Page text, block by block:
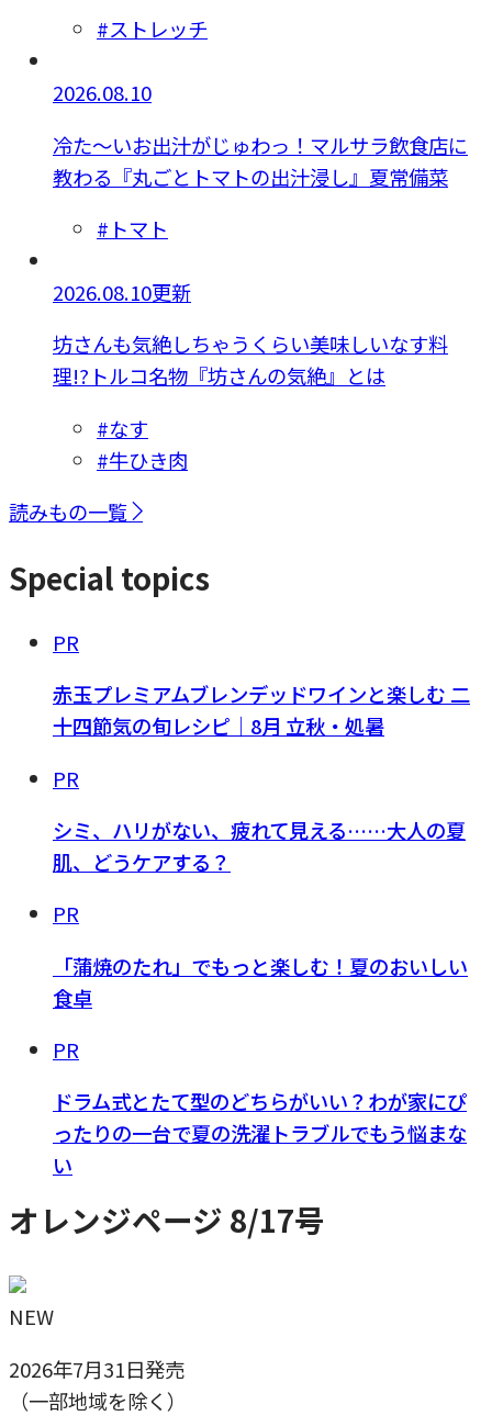
#ストレッチ
2026.08.10
冷た～いお出汁がじゅわっ！マルサラ飲食店に
教わる『丸ごとトマトの出汁浸し』夏常備菜
#トマト
2026.08.10更新
坊さんも気絶しちゃうくらい美味しいなす料
理!?トルコ名物『坊さんの気絶』とは
#なす
#牛ひき肉
読みもの一覧
Special topics
PR
赤玉プレミアムブレンデッドワインと楽しむ 二
十四節気の旬レシピ｜8月 立秋・処暑
PR
シミ、ハリがない、疲れて見える……大人の夏
肌、どうケアする？
PR
「蒲焼のたれ」でもっと楽しむ！夏のおいしい
食卓
PR
ドラム式とたて型のどちらがいい？わが家にぴ
ったりの一台で夏の洗濯トラブルでもう悩まな
い
オレンジページ 8/17号
NEW
2026年7月31日発売
（一部地域を除く）